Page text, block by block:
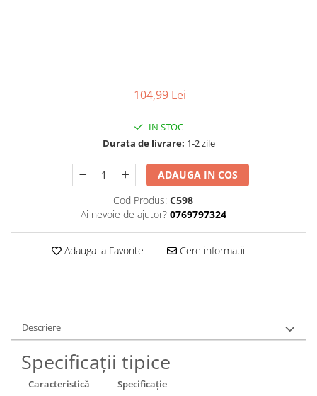
104,99 Lei
IN STOC
Durata de livrare: 1-2 zile
ADAUGA IN COS
Cod Produs: C598
Ai nevoie de ajutor? 0769797324
Adauga la Favorite Cere informatii
Descriere
Specificații tipice
Caracteristică
Specificație